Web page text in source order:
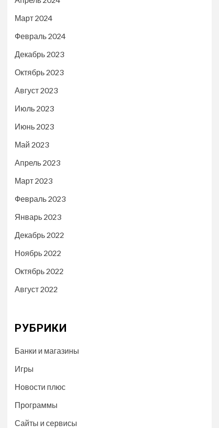
Март 2024
Февраль 2024
Декабрь 2023
Октябрь 2023
Август 2023
Июль 2023
Июнь 2023
Май 2023
Апрель 2023
Март 2023
Февраль 2023
Январь 2023
Декабрь 2022
Ноябрь 2022
Октябрь 2022
Август 2022
РУБРИКИ
Банки и магазины
Игры
Новости плюс
Программы
Сайты и сервисы